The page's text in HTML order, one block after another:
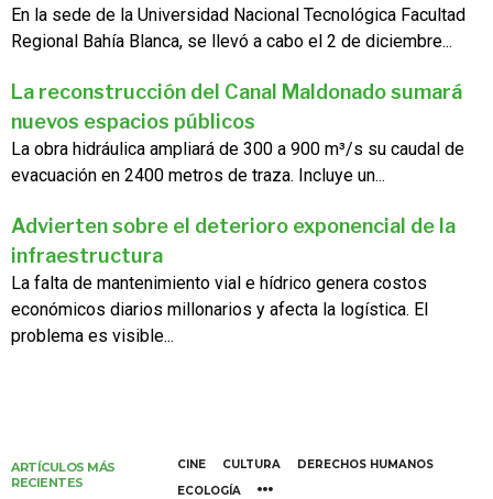
En la sede de la Universidad Nacional Tecnológica Facultad
Regional Bahía Blanca, se llevó a cabo el 2 de diciembre...
La reconstrucción del Canal Maldonado sumará
nuevos espacios públicos
La obra hidráulica ampliará de 300 a 900 m³/s su caudal de
evacuación en 2400 metros de traza. Incluye un...
Advierten sobre el deterioro exponencial de la
infraestructura
La falta de mantenimiento vial e hídrico genera costos
económicos diarios millonarios y afecta la logística. El
problema es visible...
ARTÍCULOS MÁS
RECIENTES
CINE CULTURA
DERECHOS HUMANOS
ECOLOGÍA